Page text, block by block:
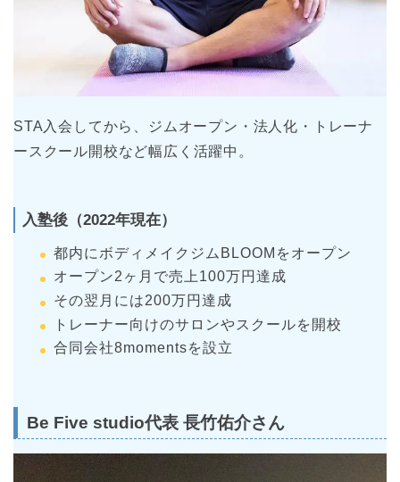
STA入会してから、ジムオープン・法人化・トレーナ
ースクール開校など幅広く活躍中。
入塾後（2022年現在）
都内にボディメイクジムBLOOMをオープン
オープン2ヶ月で売上100万円達成
その翌月には200万円達成
トレーナー向けのサロンやスクールを開校
合同会社8momentsを設立
Be Five studio代表 長竹佑介さん